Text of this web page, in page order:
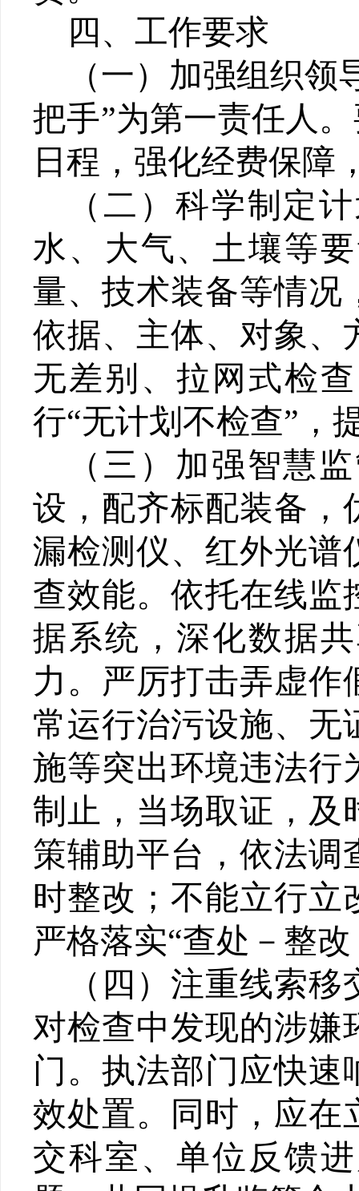
四 、工作要求
（一） 加强组织领
把手”为第一责任人
日程，强化经费保障
（二） 科学制定
水、大气、土壤等
量、技术装备等情况
依据、主体、对象、
无差别、拉网式检
行“无计划不检查” ，
（三） 加强智慧
设，配齐标配装备，
漏检测仪、红外光谱
查效能。依托在线监
据系统，深化数据
力。严厉打击弄虚作
常运行治污设施、无
施等突出环境违法行
制止，当场取证， 及
策辅助平台，依法调
时整改；不能立行立
严格落实“查处－整
（四） 注重线索移
对检查中发现的涉嫌
门。执法部门应快速
效处置。同时，应在
交科室、单位反馈